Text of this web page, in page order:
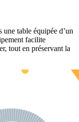
table équipée d’un
facilite
tout en préservant la